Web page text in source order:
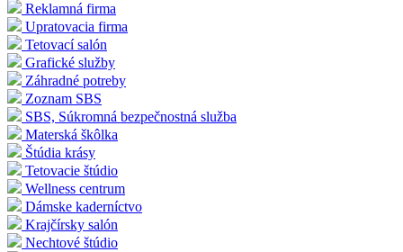
Reklamná firma
Upratovacia firma
Tetovací salón
Grafické služby
Záhradné potreby
Zoznam SBS
SBS, Súkromná bezpečnostná služba
Materská škôlka
Štúdia krásy
Tetovacie štúdio
Wellness centrum
Dámske kaderníctvo
Krajčírsky salón
Nechtové štúdio